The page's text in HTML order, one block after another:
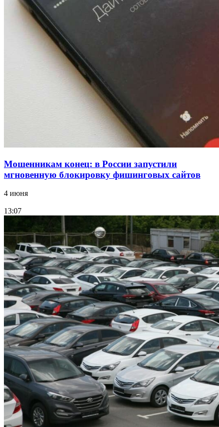
Сладкий праздник в Волгограде: в Центральном
парке прошёл фестиваль „Арбузный переполох“
Волгоградские компании нарастили экспорт:
заключены контракты на 3,6 млн долларов
Мошенникам конец: в России запустили
мгновенную блокировку фишинговых сайтов
4 июня
13:07